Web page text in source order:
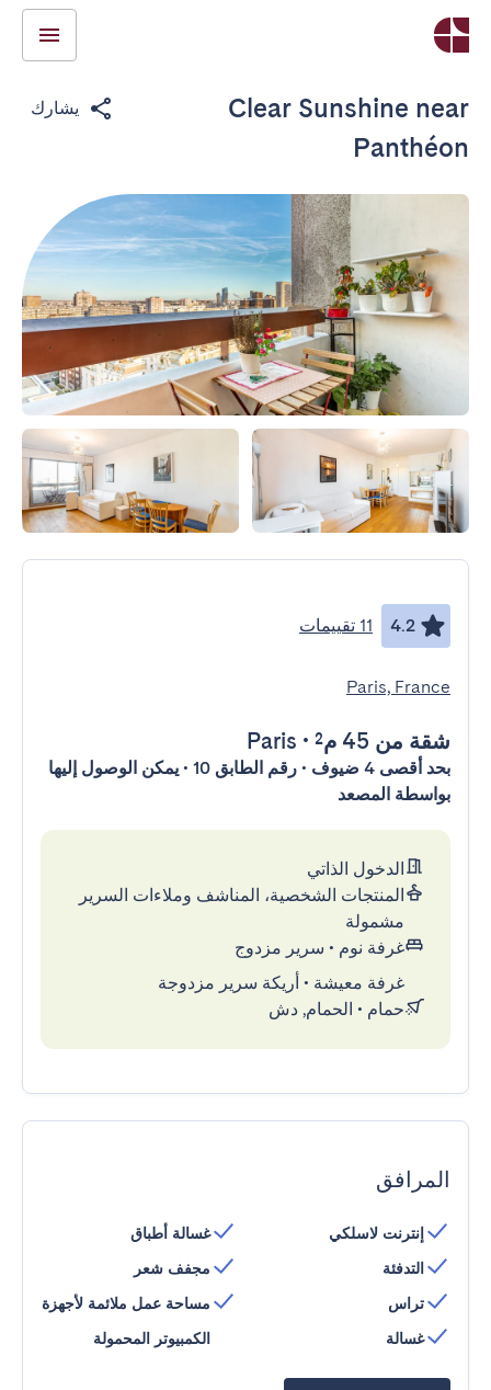
Clear Sunshine near
Panthéon
يشارك
4.2 11 تقييمات
Paris, France
شقة من 45 م² •
Paris
بحد أقصى 4 ضيوف • رقم الطابق 10 • يمكن الوصول إليها
بواسطة المصعد
الدخول الذاتي
المنتجات الشخصية، المناشف وملاءات السرير
مشمولة
غرفة نوم • سرير مزدوج
غرفة معيشة • أريكة سرير مزدوجة
حمام • الحمام, دش
المرافق
إنترنت لاسلكي
التدفئة
تراس
غسالة
غسالة أطباق
مجفف شعر
مساحة عمل ملائمة لأجهزة
الكمبيوتر المحمولة